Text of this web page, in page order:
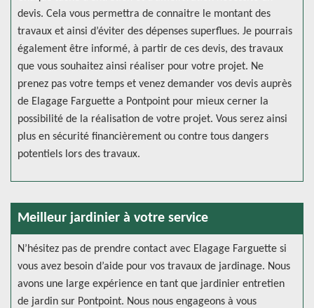
devis. Cela vous permettra de connaitre le montant des
travaux et ainsi d’éviter des dépenses superflues. Je pourrais
également être informé, à partir de ces devis, des travaux
que vous souhaitez ainsi réaliser pour votre projet. Ne
prenez pas votre temps et venez demander vos devis auprès
de Elagage Farguette a Pontpoint pour mieux cerner la
possibilité de la réalisation de votre projet. Vous serez ainsi
plus en sécurité financièrement ou contre tous dangers
potentiels lors des travaux.
Meilleur jardinier à votre service
N’hésitez pas de prendre contact avec Elagage Farguette si
vous avez besoin d’aide pour vos travaux de jardinage. Nous
avons une large expérience en tant que jardinier entretien
de jardin sur Pontpoint. Nous nous engageons à vous